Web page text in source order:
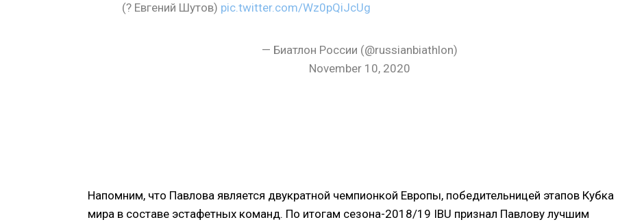
(? Евгений Шутов) pic.twitter.com/Wz0pQiJcUg
— Биатлон России (@russianbiathlon)
November 10, 2020
Напомним, что Павлова является двукратной чемпионкой Европы, победительницей этапов Кубка
мира в составе эстафетных команд. По итогам сезона-2018/19 IBU признал Павлову лучшим